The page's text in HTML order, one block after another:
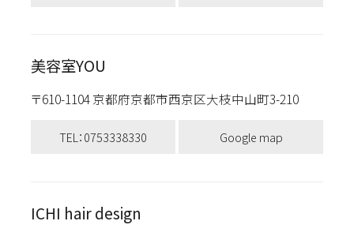
美容室YOU
〒610-1104 京都府京都市西京区大枝中山町3-210
TEL：0753338330 Google map
ICHI hair design